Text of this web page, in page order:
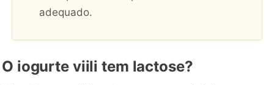
adequado.
O iogurte viili tem lactose?